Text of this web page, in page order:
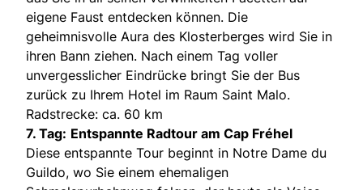
eigene Faust entdecken können. Die
geheimnisvolle Aura des Klosterberges wird Sie in
ihren Bann ziehen. Nach einem Tag voller
unvergesslicher Eindrücke bringt Sie der Bus
zurück zu Ihrem Hotel im Raum Saint Malo.
Radstrecke: ca. 60 km
7. Tag: Entspannte Radtour am Cap Fréhel
Diese entspannte Tour beginnt in Notre Dame du
Guildo, wo Sie einem ehemaligen